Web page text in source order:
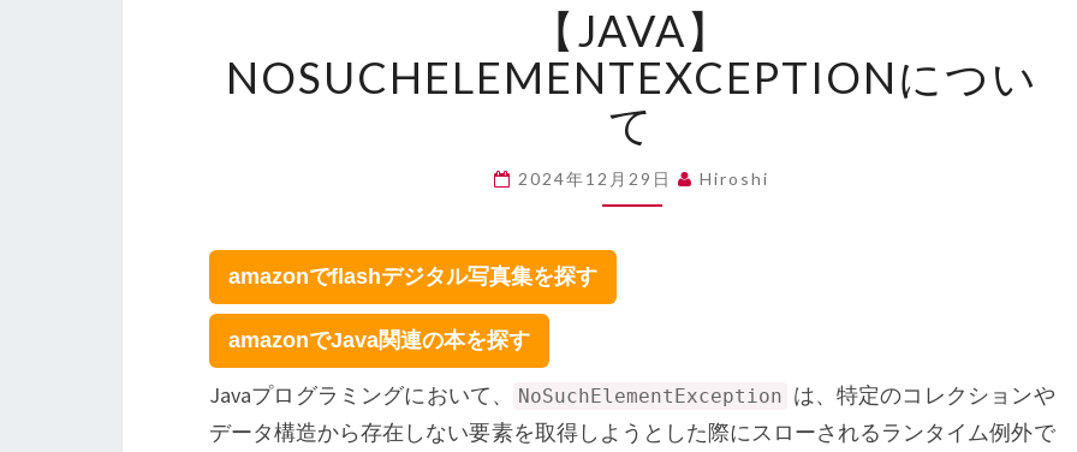
NOSUCHELEMENTEXCEPTION
に
つ
い
て
【JAVA】
NOSUCHELEMENTEXCEPTIONについ
て
2024年12月29日 Hiroshi
amazonでflashデジタル写真集を探す
amazonでJava関連の本を探す
Javaプログラミングにおいて、 NoSuchElementException は、特定のコレクションや
データ構造から存在しない要素を取得しようとした際にスローされるランタイム例外で